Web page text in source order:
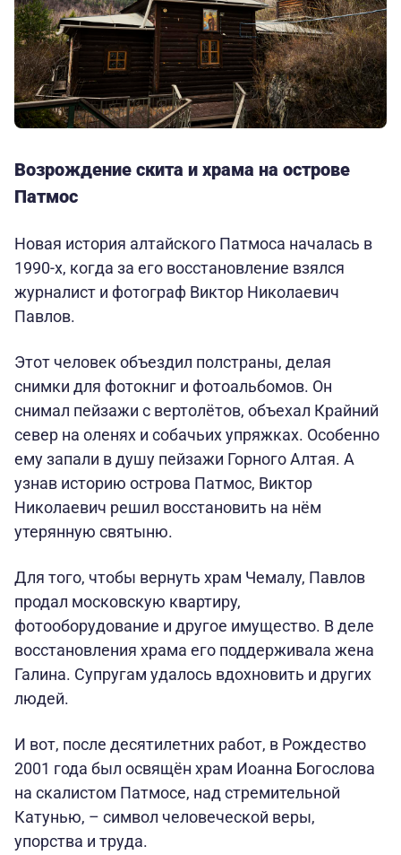
Возрождение скита и храма на острове
Патмос
Новая история алтайского Патмоса началась в
1990-х, когда за его восстановление взялся
журналист и фотограф Виктор Николаевич
Павлов.
Этот человек объездил полстраны, делая
снимки для фотокниг и фотоальбомов. Он
снимал пейзажи с вертолётов, объехал Крайний
север на оленях и собачьих упряжках. Особенно
ему запали в душу пейзажи Горного Алтая. А
узнав историю острова Патмос, Виктор
Николаевич решил восстановить на нём
утерянную святыню.
Для того, чтобы вернуть храм Чемалу, Павлов
продал московскую квартиру,
фотооборудование и другое имущество. В деле
восстановления храма его поддерживала жена
Галина. Супругам удалось вдохновить и других
людей.
И вот, после десятилетних работ, в Рождество
2001 года был освящён храм Иоанна Богослова
на скалистом Патмосе, над стремительной
Катунью, – символ человеческой веры,
упорства и труда.